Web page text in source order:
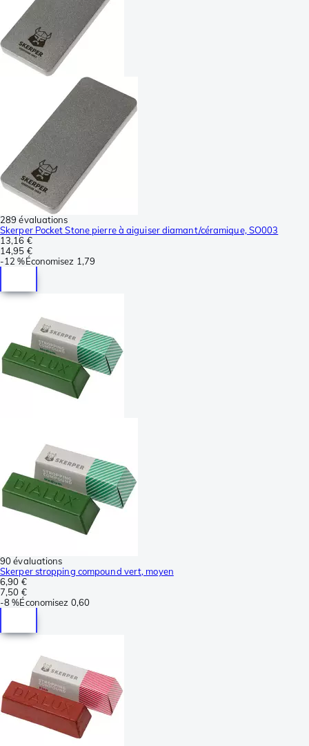
289 évaluations
Skerper Pocket Stone pierre à aiguiser diamant/céramique, SO003
13,16 €
14,95 €
-12 %Économisez 1,79
90 évaluations
Skerper stropping compound vert, moyen
6,90 €
7,50 €
-8 %Économisez 0,60